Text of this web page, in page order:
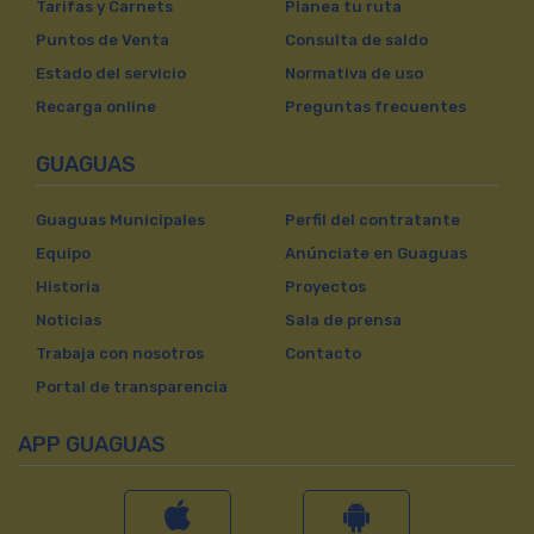
Tarifas y Carnets
Puntos de Venta
Estado del servicio
Recarga online
Planea tu ruta
Consulta de saldo
Normativa de uso
Preguntas frecuentes
GUAGUAS
Guaguas Municipales
Equipo
Historia
Noticias
Trabaja con nosotros
Portal de transparencia
Perfil del contratante
Anúnciate en Guaguas
Proyectos
Sala de prensa
Contacto
APP GUAGUAS